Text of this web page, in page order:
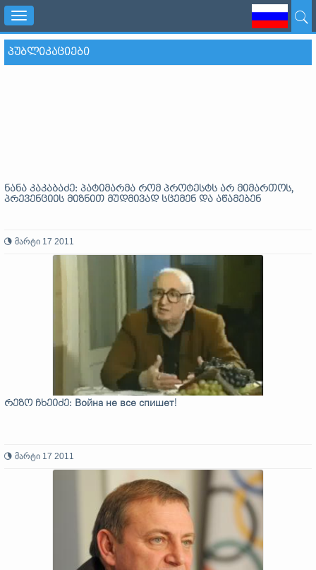
Toggle
navigation
ᲞᲣᲑᲚᲘᲙᲐᲪᲘᲔᲑᲘ
ნანა კაკაბაძე: პატიმარმა რომ პროტესტს არ მიმართოს,
პრევენციის მიზნით მუდმივად სცემენ და აწამებენ
მარტი 17 2011
რეზო ჩხეიძე: Война не все спишет!
მარტი 17 2011